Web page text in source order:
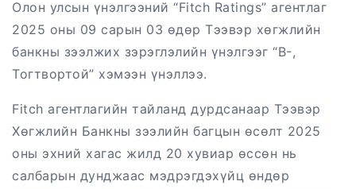
Олон улсын үнэлгээний “Fitch Ratings” агентлаг
2025 оны 09 сарын 03 өдөр Тээвэр хөгжлийн
банкны зээлжих зэрэглэлийн үнэлгээг “B-,
Тогтвортой” хэмээн үнэллээ.
Fitch агентлагийн тайланд дурдсанаар Тээвэр
Хөгжлийн Банкны зээлийн багцын өсөлт 2025
оны эхний хагас жилд 20 хувиар өссөн нь
салбарын дунджаас мэдрэгдэхүйц өндөр